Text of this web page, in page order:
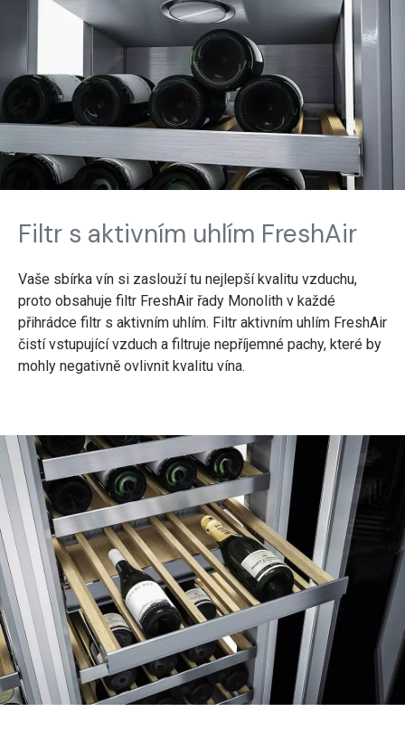
Filtr s aktivním uhlím FreshAir
Vaše sbírka vín si zaslouží tu nejlepší kvalitu vzduchu,
proto obsahuje filtr FreshAir řady Monolith v každé
přihrádce filtr s aktivním uhlím. Filtr aktivním uhlím FreshAir
čistí vstupující vzduch a filtruje nepříjemné pachy, které by
mohly negativně ovlivnit kvalitu vína.